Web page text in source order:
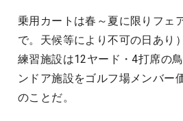
乗用カートは春～夏に限りフェ
で。天候等により不可の日あり）
練習施設は12ヤード・4打席の
ンドア施設をゴルフ場メンバー
のことだ。